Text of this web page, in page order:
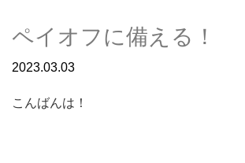
ペイオフに備える！
2023.03.03
こんばんは！